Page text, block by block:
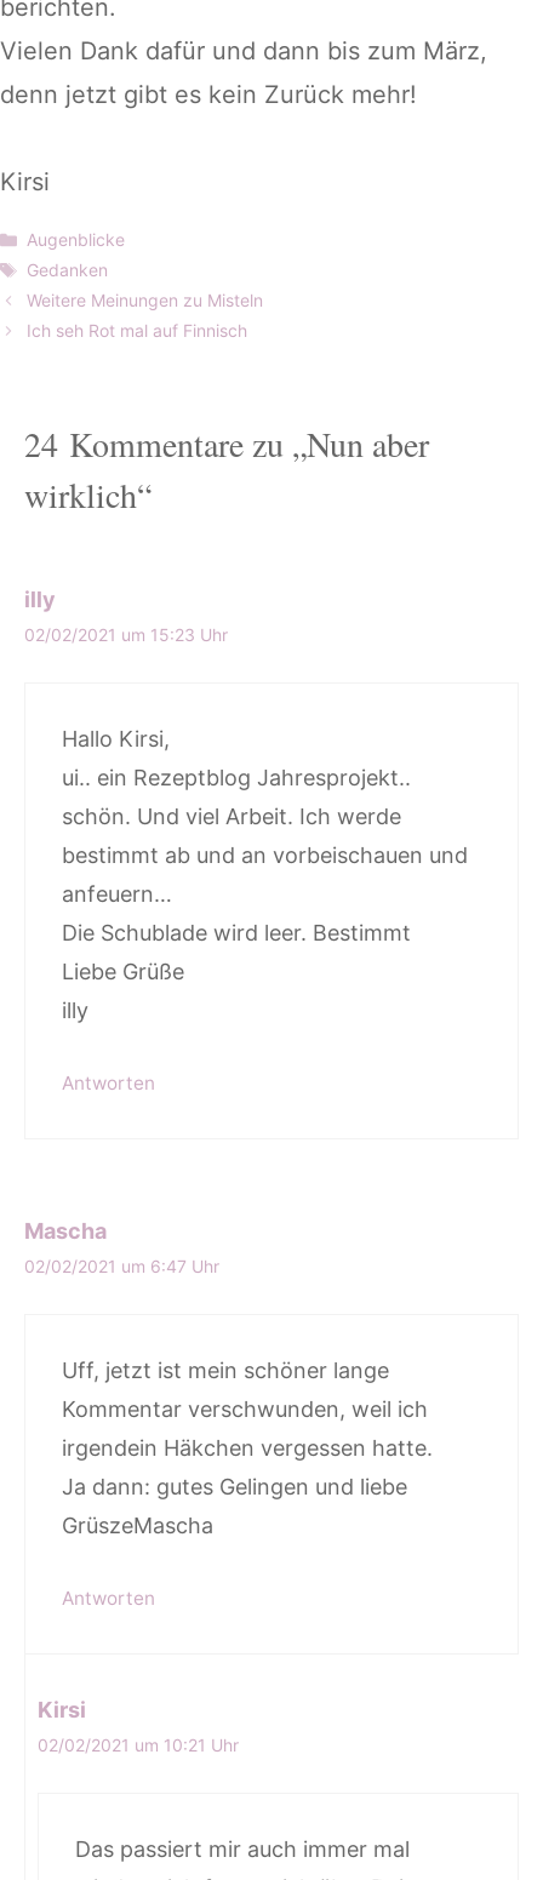
berichten.
Vielen Dank dafür und dann bis zum März,
denn jetzt gibt es kein Zurück mehr!
Kirsi
Kategorien
Augenblicke
Schlagwörter
Gedanken
Weitere Meinungen zu Misteln
Ich seh Rot mal auf Finnisch
24 Kommentare zu „Nun aber
wirklich“
illy
02/02/2021 um 15:23 Uhr
Hallo Kirsi,
ui.. ein Rezeptblog Jahresprojekt..
schön. Und viel Arbeit. Ich werde
bestimmt ab und an vorbeischauen und
anfeuern…
Die Schublade wird leer. Bestimmt
Liebe Grüße
illy
Antworten
Mascha
02/02/2021 um 6:47 Uhr
Uff, jetzt ist mein schöner lange
Kommentar verschwunden, weil ich
irgendein Häkchen vergessen hatte.
Ja dann: gutes Gelingen und liebe
GrüszeMascha
Antworten
Kirsi
02/02/2021 um 10:21 Uhr
Das passiert mir auch immer mal